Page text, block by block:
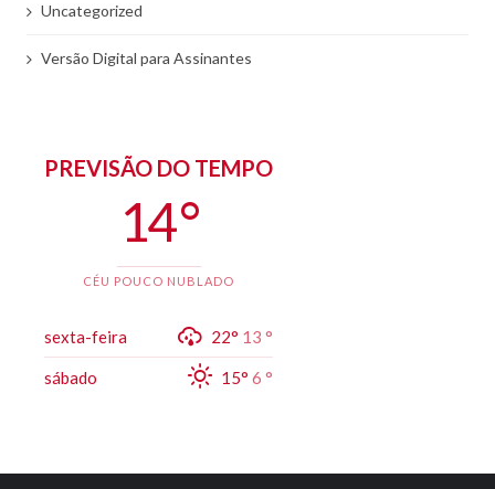
Uncategorized
Versão Digital para Assinantes
PREVISÃO DO TEMPO
14 °
CÉU POUCO NUBLADO
sexta-feira 22° 13 °
sábado 15° 6 °